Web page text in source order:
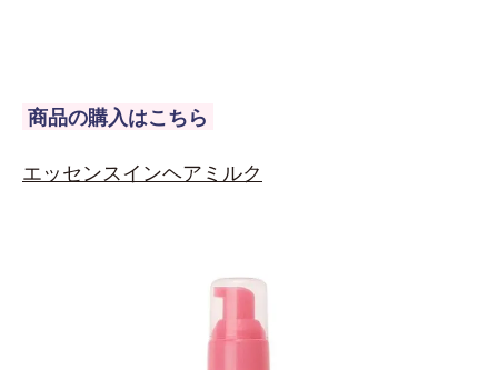
商品の購入はこちら
エッセンスインヘアミルク